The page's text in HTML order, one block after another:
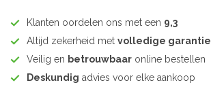
Klanten oordelen ons met een 9,3
Altijd zekerheid met volledige garantie
Veilig en betrouwbaar online bestellen
Deskundig advies voor elke aankoop